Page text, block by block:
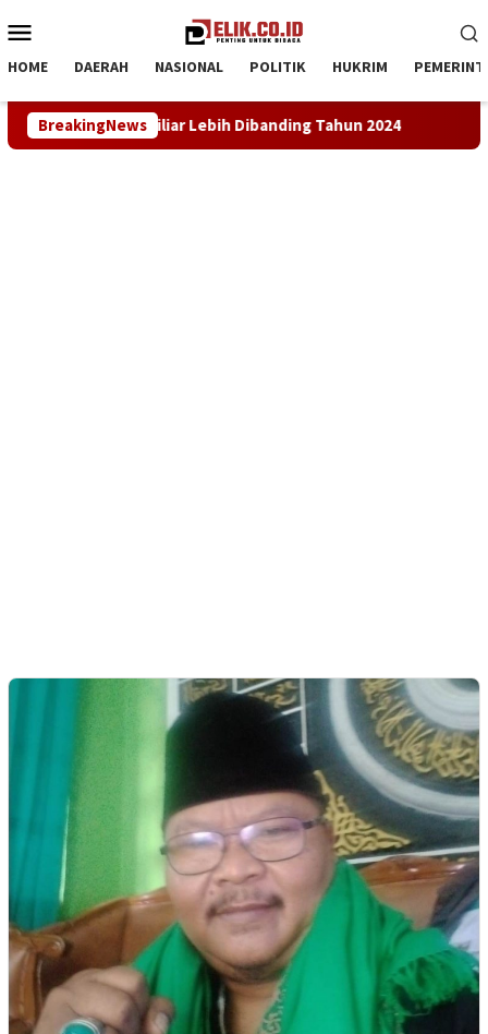
ke
Mobile
HOME DAERAH NASIONAL POLITIK HUKRIM
BreakingNews
Tahun 2024 LKBH LPKSM Satria Desak Kejari